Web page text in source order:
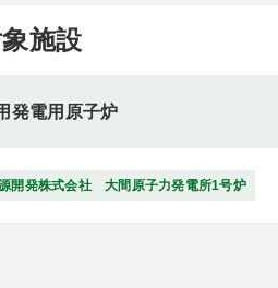
施設
発電用原子炉
開発株式会社 大間原子力発電所1号炉